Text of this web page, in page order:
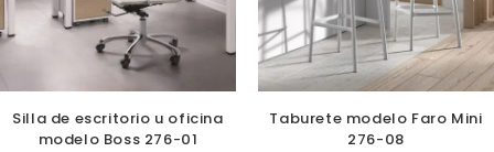
Silla de escritorio u oficina
modelo Boss 276-01
Taburete modelo Faro Mini
276-08